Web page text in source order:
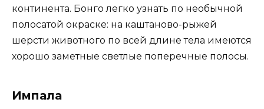
континента. Бонго легко узнать по необычной
полосатой окраске: на каштаново-рыжей
шерсти животного по всей длине тела имеются
хорошо заметные светлые поперечные полосы.
Импала